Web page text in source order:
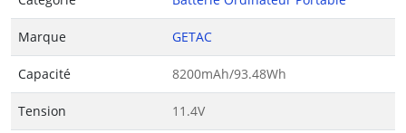
Marque GETAC
Capacité 8200mAh/93.48Wh
Tension 11.4V